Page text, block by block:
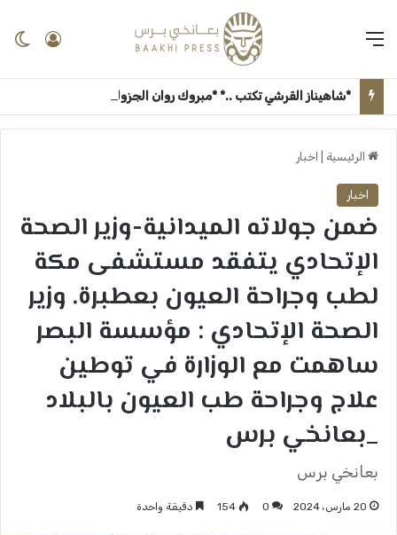
الرئيسية اخبار
اخبار
ضمن جولاته الميدانية-وزير الصحة
الإتحادي يتفقد مستشفى مكة
لطب وجراحة العيون بعطبرة. وزير
الصحة الإتحادي : مؤسسة البصر
ساهمت مع الوزارة في توطين
علاج وجراحة طب العيون بالبلاد
_بعانخي برس
بعانخي برس
20 مارس، 2024 0
154 دقيقة واحدة